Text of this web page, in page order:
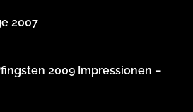
2007
2009 Impressionen –